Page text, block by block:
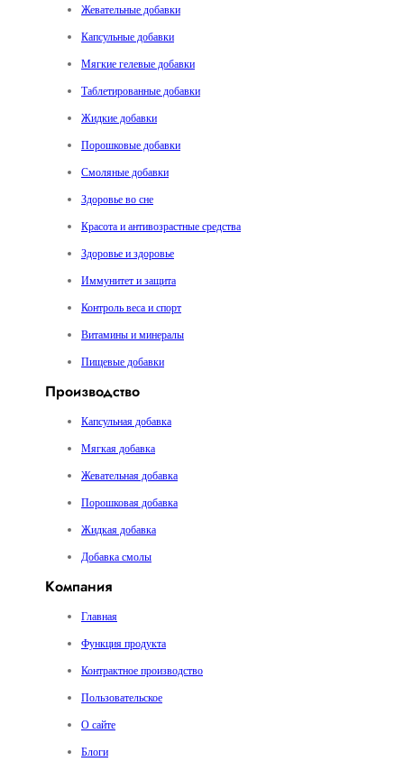
Жевательные добавки
Капсульные добавки
Мягкие гелевые добавки
Таблетированные добавки
Жидкие добавки
Порошковые добавки
Смоляные добавки
Здоровье во сне
Красота и антивозрастные средства
Здоровье и здоровье
Иммунитет и защита
Контроль веса и спорт
Витамины и минералы
Пищевые добавки
Производство
Капсульная добавка
Мягкая добавка
Жевательная добавка
Порошковая добавка
Жидкая добавка
Добавка смолы
Компания
Главная
Функция продукта
Контрактное производство
Пользовательское
О сайте
Блоги